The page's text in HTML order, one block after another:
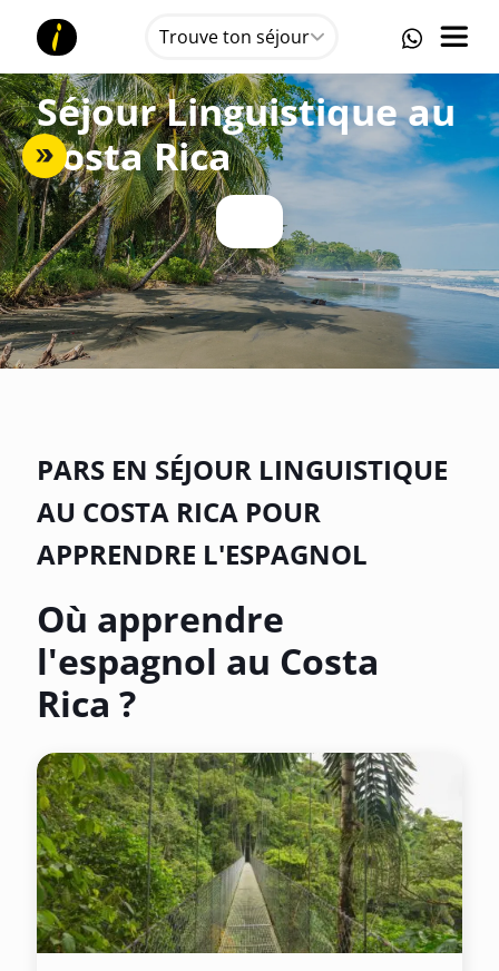
Trouve ton séjour
Séjour Linguistique au
Costa Rica
PARS EN SÉJOUR LINGUISTIQUE
AU COSTA RICA POUR
APPRENDRE L'ESPAGNOL
Où apprendre
l'espagnol au Costa
Rica ?